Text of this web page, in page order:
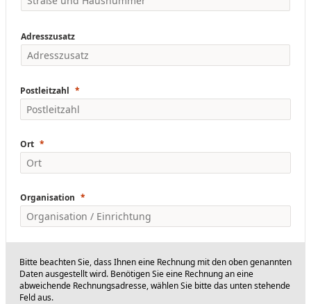
Adresszusatz
Postleitzahl
Ort
Organisation
Bitte beachten Sie, dass Ihnen eine Rechnung mit den oben genannten
Daten ausgestellt wird. Benötigen Sie eine Rechnung an eine
abweichende Rechnungsadresse, wählen Sie bitte das unten stehende
Feld aus.